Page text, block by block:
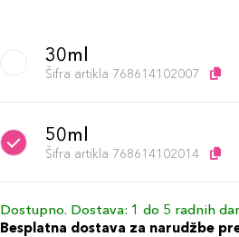
30ml
Šifra artikla 768614102007
50ml
Šifra artikla 768614102014
Dostupno. Dostava: 1 do 5 radnih
Besplatna dostava za narudžbe